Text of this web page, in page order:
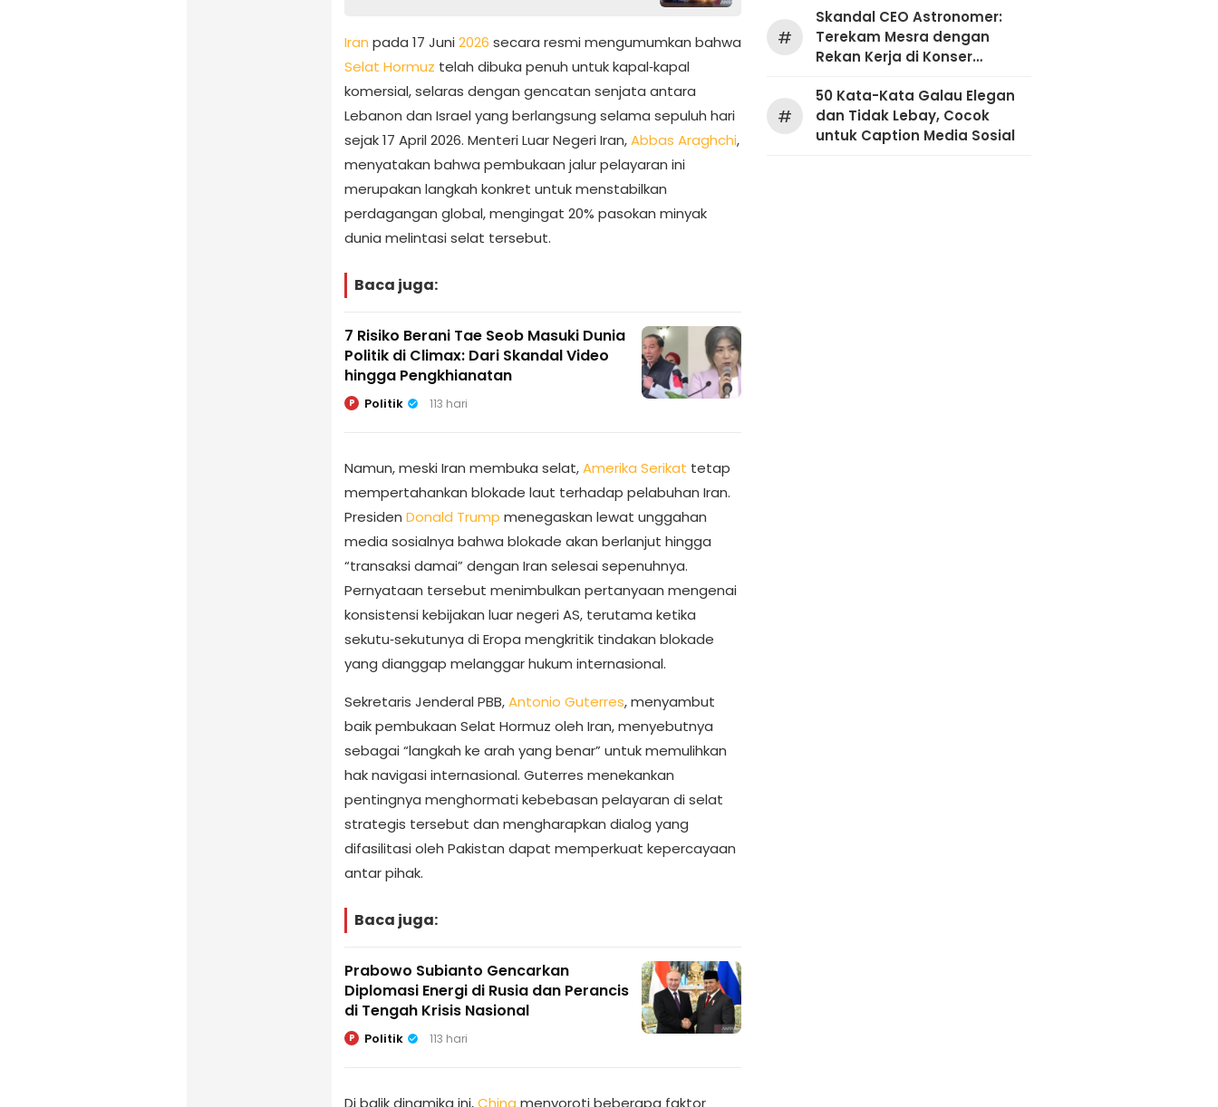
Iran pada 17 Juni 2026 secara resmi mengumumkan bahwa
Selat Hormuz telah dibuka penuh untuk kapal‑kapal
komersial, selaras dengan gencatan senjata antara
Lebanon dan Israel yang berlangsung selama sepuluh hari
sejak 17 April 2026. Menteri Luar Negeri Iran,Abbas Araghchi,
menyatakan bahwa pembukaan jalur pelayaran ini
merupakan langkah konkret untuk menstabilkan
perdagangan global, mengingat 20% pasokan minyak
dunia melintasi selat tersebut.
Baca juga:
7 Risiko Berani Tae Seob Masuki Dunia
Politik di Climax: Dari Skandal Video
hingga Pengkhianatan
P Politik 113 hari
Namun, meski Iran membuka selat,Amerika Serikat tetap
mempertahankan blokade laut terhadap pelabuhan Iran.
Presiden Donald Trump menegaskan lewat unggahan
media sosialnya bahwa blokade akan berlanjut hingga
“transaksi damai” dengan Iran selesai sepenuhnya.
Pernyataan tersebut menimbulkan pertanyaan mengenai
konsistensi kebijakan luar negeri AS, terutama ketika
sekutu‑sekutunya di Eropa mengkritik tindakan blokade
yang dianggap melanggar hukum internasional.
Sekretaris Jenderal PBB,Antonio Guterres, menyambut
baik pembukaan Selat Hormuz oleh Iran, menyebutnya
sebagai “langkah ke arah yang benar” untuk memulihkan
hak navigasi internasional. Guterres menekankan
pentingnya menghormati kebebasan pelayaran di selat
strategis tersebut dan mengharapkan dialog yang
difasilitasi oleh Pakistan dapat memperkuat kepercayaan
antar pihak.
Baca juga:
Prabowo Subianto Gencarkan
Diplomasi Energi di Rusia dan Perancis
di Tengah Krisis Nasional
P Politik 113 hari
Di balik dinamika ini,China menyoroti beberapa faktor
#
Skandal CEO Astronomer:
Terekam Mesra dengan
Rekan Kerja di Konser
#
50 Kata-Kata Galau Elegan
dan Tidak Lebay, Cocok
untuk Caption Media Sosial